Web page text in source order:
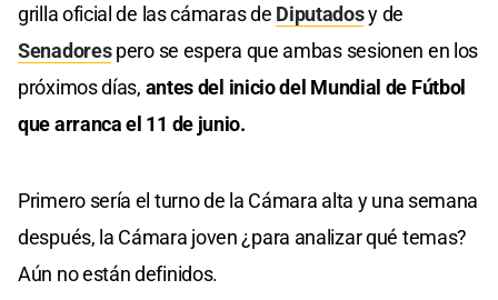
grilla oficial de las cámaras de Diputadosy de
Senadorespero se espera que ambas sesionen en los
próximos días, antes del inicio del Mundial de Fútbol
que arranca el 11 de junio.
Primero sería el turno de la Cámara alta y una semana
después, la Cámara joven ¿para analizar qué temas?
Aún no están definidos.